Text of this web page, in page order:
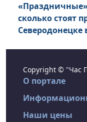
сколько стоят
Северодонецке
Copyright © "Час
О портале
Наши цены